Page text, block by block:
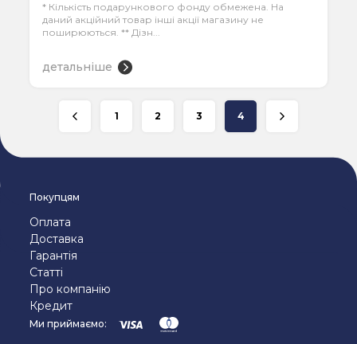
* Кількість подарункового фонду обмежена. На
даний акційний товар інші акції магазину не
поширюються. ** Дізн...
детальніше
1 2 3 4
Покупцям
Оплата
Доставка
Гарантія
Статті
Про компанію
Кредит
Ми приймаємо: